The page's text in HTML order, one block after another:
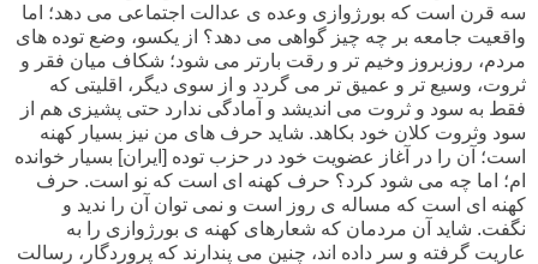
سه قرن است که بورژوازی وعده ی عدالت اجتماعی می دهد؛ اما
واقعیت جامعه بر چه چیز گواهی می دهد؟ از یکسو، وضع توده های
مردم، روزبروز وخیم تر و رقت بارتر می شود؛ شکاف میان فقر و
ثروت، وسیع تر و عمیق تر می گردد و از سوی دیگر، اقلیتی که
فقط به سود و ثروت می اندیشد و آمادگی ندارد حتی پشیزی هم از
سود وثروت کلان خود بکاهد. شاید حرف های من نیز بسیار کهنه
است؛ آن را در آغاز عضویت خود در حزب توده [ایران] بسیار خوانده
ام؛ اما چه می شود کرد؟ حرف کهنه ای است که نو است. حرف
کهنه ای است که مساله ی روز است و نمی توان آن را ندید و
نگفت. شاید آن مردمان که شعارهای کهنه ی بورژوازی را به
عاریت گرفته و سر داده اند، چنین می پندارند که پروردگار، رسالت